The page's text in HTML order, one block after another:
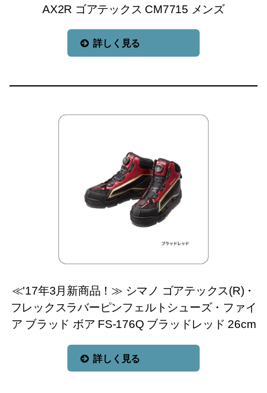
AX2R ゴアテックス CM7715 メンズ
詳しく見る
≪'17年3月新商品！≫ シマノ ゴアテックス(R)・
フレックスラバーピンフェルトシューズ・ファイ
ア ブラッド ボア FS-176Q ブラッドレッド 26cm
詳しく見る